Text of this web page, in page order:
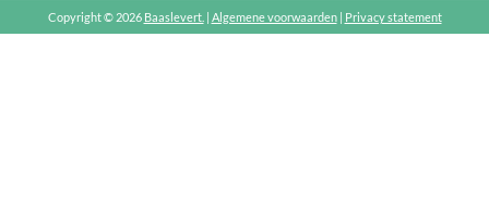
Copyright © 2026 Baaslevert. | Algemene voorwaarden| Privacy statement